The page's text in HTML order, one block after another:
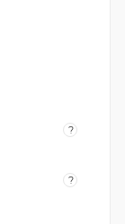
?
?